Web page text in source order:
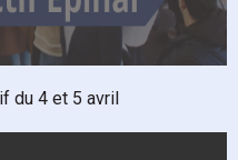
du 4 et 5 avril